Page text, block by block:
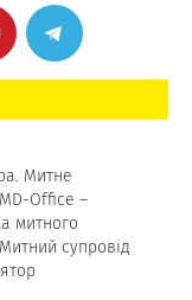
Митне
Office –
митного
супровід